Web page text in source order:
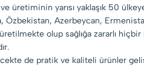
üretiminin yarısı yaklaşık 50
Azerbeycan,
üretilmekte olup sağlığa zararlı
de pratik ve kaliteli ürünler